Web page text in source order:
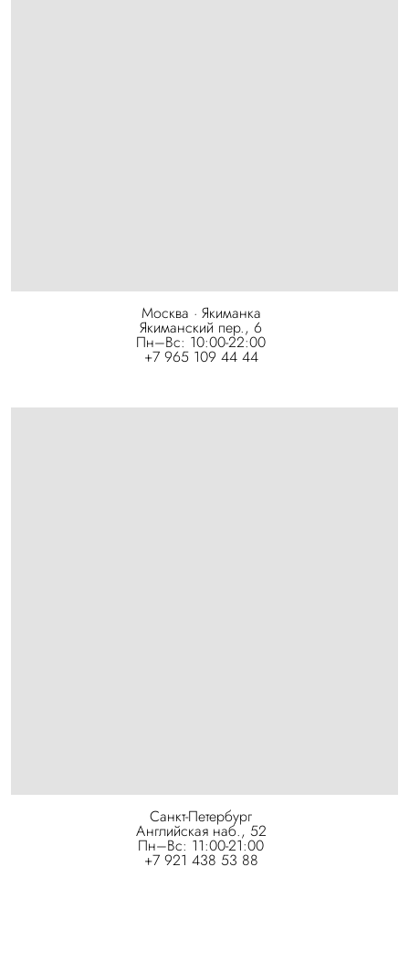
Москва · Якиманка
Якиманский пер., 6
Пн–Вс: 10:00-22:00
+7 965 109 44 44
Санкт-Петербург
Английская наб., 52
Пн–Вс: 11:00-21:00
+7 921 438 53 88